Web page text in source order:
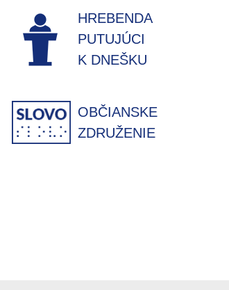
HREBENDA
PUTUJÚCI
K DNEŠKU
OBČIANSKE
ZDRUŽENIE